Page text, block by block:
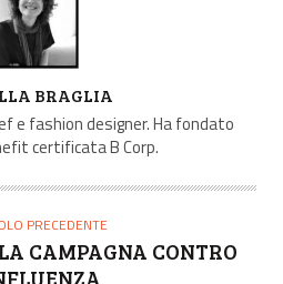
BRAGLIA
e fashion designer. Ha fondato
certificata B Corp.
PRECEDENTE
CAMPAGNA CONTRO